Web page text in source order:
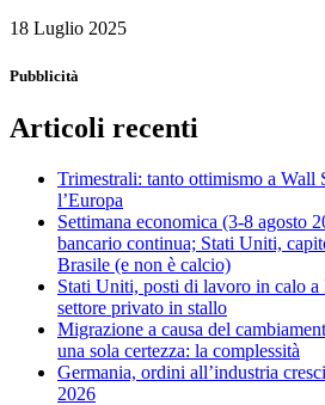
18 Luglio 2025
Pubblicità
Articoli recenti
Trimestrali: tanto ottimismo a Wall
l’Europa
Settimana economica (3-8 agosto
bancario continua; Stati Uniti,
Brasile (e non è calcio)
Stati Uniti, posti di lavoro in calo
settore privato in stallo
Migrazione a causa del
una sola certezza: la complessità
Germania, ordini all’industria
2026